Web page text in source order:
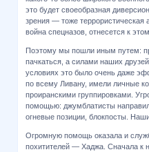
это будет своеобразная
зрения — тоже террористическая
война спецназов, отнесется к
Поэтому мы пошли иным путем:
пачкаться, а силами наших
условиях это было очень даже
по всему Ливану, имели личные
проиранскими группировками.
помощью: джумблатисты
огневые позиции, блокпосты.
Огромную помощь оказала и
похитителей — Хаджа. Сначала к